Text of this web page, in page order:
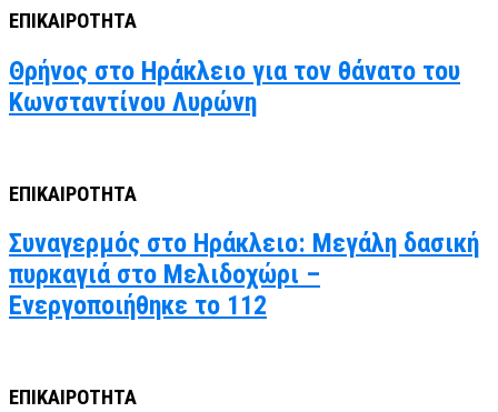
ΕΠΙΚΑΙΡΟΤΗΤΑ
Θρήνος στο Ηράκλειο για τον θάνατο του
Κωνσταντίνου Λυρώνη
ΕΠΙΚΑΙΡΟΤΗΤΑ
Συναγερμός στο Ηράκλειο: Μεγάλη δασική
πυρκαγιά στο Μελιδοχώρι –
Ενεργοποιήθηκε το 112
ΕΠΙΚΑΙΡΟΤΗΤΑ